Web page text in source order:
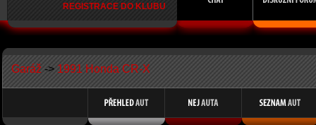
REGISTRACE DO KLUBU
Garáž -> 1991 Honda CR-X